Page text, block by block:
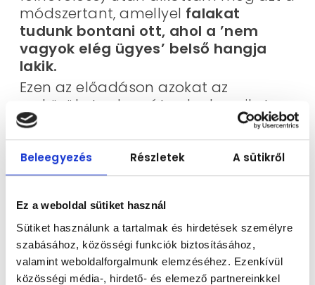
Beleegyezés Részletek A sütikről
Ez a weboldal sütiket használ
Sütiket használunk a tartalmak és hirdetések személyre
szabásához, közösségi funkciók biztosításához,
valamint weboldalforgalmunk elemzéséhez. Ezenkívül
közösségi média-, hirdető- és elemező partnereinkkel
módszertant, amellyel falakat
tudunk bontani ott, ahol a ’nem
vagyok elég ügyes’ belső hangja
lakik.
Ezen az előadáson azokat az
eszközöket adom át neked, amiket
nap mint nap használok a
foglalkozásaimon és otthon is, hogy a
te gyermeked is bátran,
magabiztosan vágjon bele az új
részt vehetsz az előadáson!
Jössz te is?